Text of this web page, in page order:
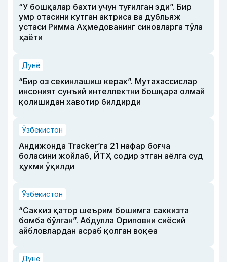
“У бошқалар бахти учун туғилган эди”. Бир
умр отасини кутган актриса ва дубльяж
устаси Римма Аҳмедованинг синовларга тўла
ҳаёти
Дунё
“Бир оз секинлашиш керак”. Мутахассислар
инсоният сунъий интеллектни бошқара олмай
қолишидан хавотир билдирди
Ўзбекистон
Андижонда Tracker’га 21 нафар боғча
боласини жойлаб, ЙТҲ содир этган аёлга суд
ҳукми ўқилди
Ўзбекистон
“Саккиз қатор шеърим бошимга саккизта
бомба бўлган”. Абдулла Ориповни сиёсий
айбловлардан асраб қолган воқеа
Дунё